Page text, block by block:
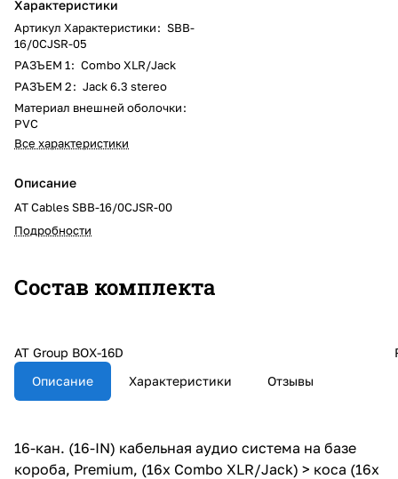
Характеристики
Артикул Характеристики: SBB-
16/0CJSR-05
РАЗЪЕМ 1: Combo XLR/Jack
РАЗЪЕМ 2: Jack 6.3 stereo
Материал внешней оболочки:
PVC
Все характеристики
Описание
AT Cables SBB-16/0CJSR-00
Подробности
Состав комплекта
AT Group BOX-16D
Описание
Характеристики Отзывы
16-кан. (16-IN) кабельная аудио система на базе
короба, Premium, (16х Combo XLR/Jack) > коса (16х